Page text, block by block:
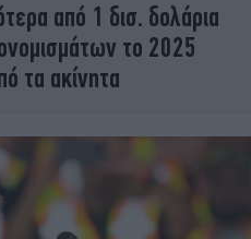
από 1 δισ. δολάρια
το 2025
τα ακίνητα